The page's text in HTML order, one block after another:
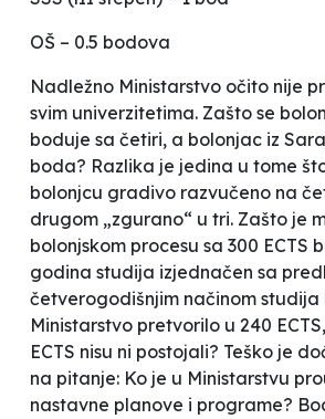
OŠ – 0.5 bodova
Nadležno Ministarstvo očito nije
svim univerzitetima. Zašto se
boduje sa četiri, a bolonjac iz
boda? Razlika je jedina u tome
bolonjcu gradivo razvučeno na
drugom „zgurano“ u tri. Zašto je
bolonjskom procesu sa 300 ECTS
godina studija izjednačen sa
četverogodišnjim načinom studija
Ministarstvo pretvorilo u 240
ECTS nisu ni postojali? Teško je
na pitanje: Ko je u Ministarstvu
nastavne planove i programe?